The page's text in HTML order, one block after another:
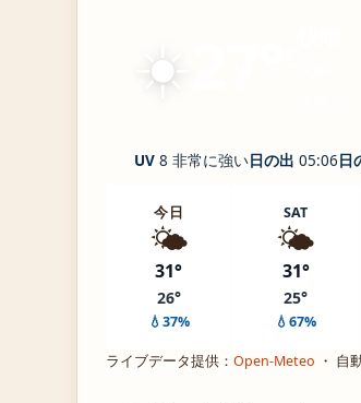
☀️
UV 8 非常に強い日の出 05:06日
今日
🌤️
31°
26°
💧37%
SAT
🌤️
31°
25°
💧67%
ライブデータ提供： Open-Meteo ・ 自